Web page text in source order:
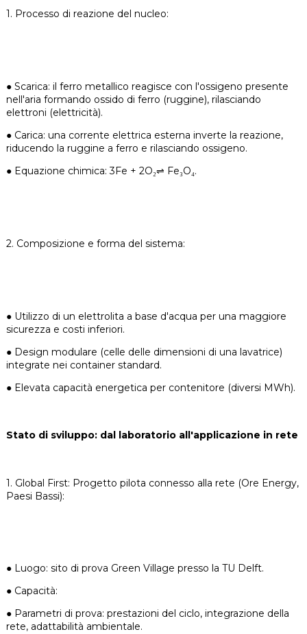
1. Processo di reazione del nucleo:
● Scarica: il ferro metallico reagisce con l'ossigeno presente
nell'aria formando ossido di ferro (ruggine), rilasciando
elettroni (elettricità).
● Carica: una corrente elettrica esterna inverte la reazione,
riducendo la ruggine a ferro e rilasciando ossigeno.
● Equazione chimica: 3Fe + 2O₂⇌ Fe₃O₄.
2. Composizione e forma del sistema:
● Utilizzo di un elettrolita a base d'acqua per una maggiore
sicurezza e costi inferiori.
● Design modulare (celle delle dimensioni di una lavatrice)
integrate nei container standard.
● Elevata capacità energetica per contenitore (diversi MWh).
Stato di sviluppo: dal laboratorio all'applicazione in rete
1. Global First: Progetto pilota connesso alla rete (Ore Energy,
Paesi Bassi):
● Luogo: sito di prova Green Village presso la TU Delft.
● Capacità:
● Parametri di prova: prestazioni del ciclo, integrazione della
rete, adattabilità ambientale.